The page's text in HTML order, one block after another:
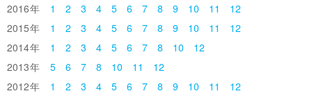
2016
1 2 3 4 5 6 7 8 9 10 11
12
2015
1 2 3 4 5 6 7 8 9 10 11
12
2014
1 2 3 4 5 6 7 8 10
12
2013
5 6 7 8 10 11
12
2012
1 2 3 4 5 6 7 8 9 10 11
12